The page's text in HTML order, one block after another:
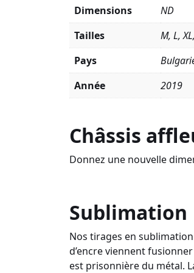
Châssis
Donnez une nouvelle
Sublimation
Nos tirages en
d’encre viennent
est prisonnière du métal.
Dimensions
ND
Tailles
M, L,
Pays
Année
2019